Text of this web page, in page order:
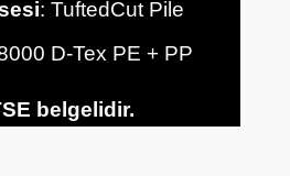
: TuftedCut Pile
D-Tex PE + PP
belgelidir.